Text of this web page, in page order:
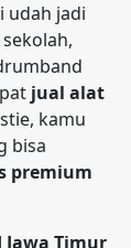
udah jadi
jual alat
kamu
bisa
premium
Timur